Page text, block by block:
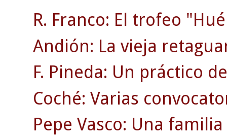
R. Franco: El trofeo
Andión: La vieja
F. Pineda: Un práctico
Coché: Varias
Pepe Vasco: Una